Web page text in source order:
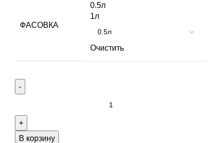
ФАСОВКА
0.5л
1л
Очистить
Растворитель
646
В корзину